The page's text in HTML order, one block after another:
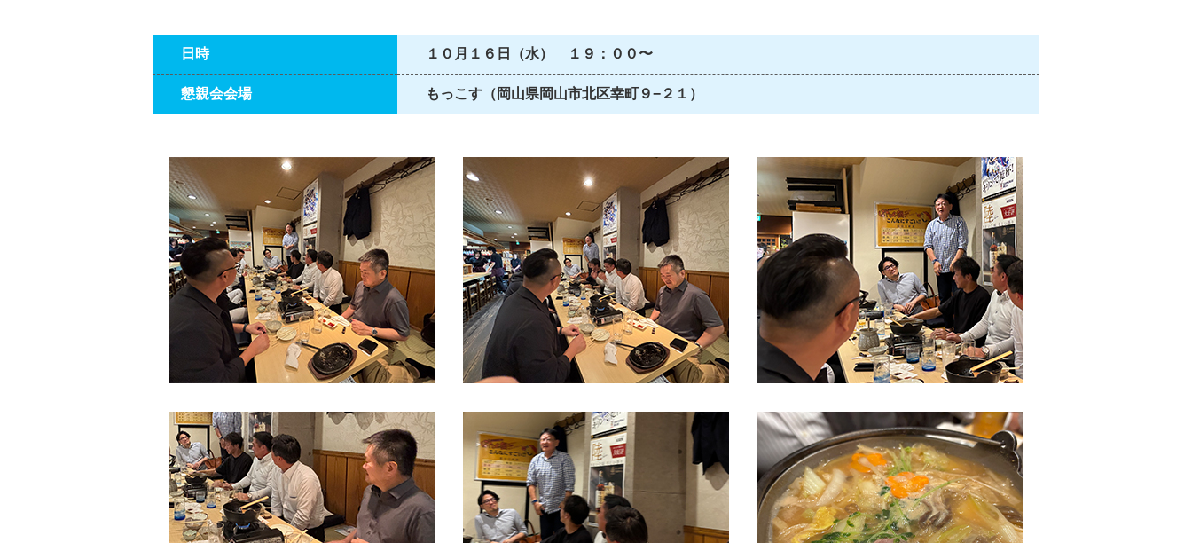
日時 １０月１６日（水） １９：００〜
懇親会会場 もっこす（岡山県岡山市北区幸町９−２１）